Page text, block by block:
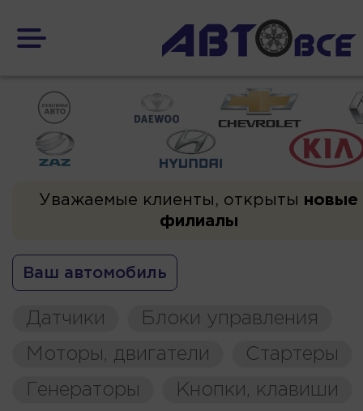
Уважаемые клиенты, открыты новые
филиалы
Ваш автомобиль
Датчики
Блоки управления
Моторы, двигатели
Стартеры
Генераторы
Кнопки, клавиши